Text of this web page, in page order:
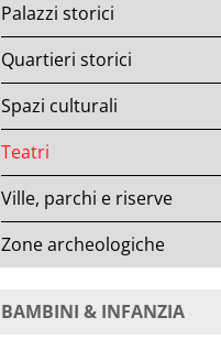
Palazzi storici
Quartieri storici
Spazi culturali
Teatri
Ville, parchi e riserve
Zone archeologiche
BAMBINI & INFANZIA